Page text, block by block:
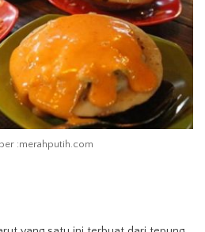
:merahputih.com